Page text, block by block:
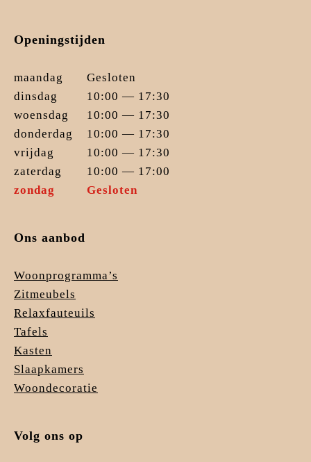
Openingstijden
maandag
Gesloten
dinsdag
10:00 — 17:30
woensdag
10:00 — 17:30
donderdag
10:00 — 17:30
vrijdag
10:00 — 17:30
zaterdag
10:00 — 17:00
zondag
Gesloten
Ons aanbod
Woonprogramma’s
Zitmeubels
Relaxfauteuils
Tafels
Kasten
Slaapkamers
Woondecoratie
Volg ons op